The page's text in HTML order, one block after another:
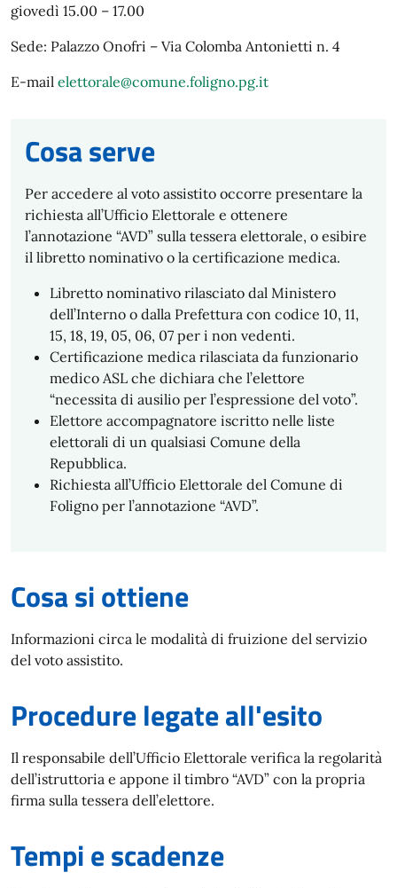
giovedì 15.00 – 17.00
Sede: Palazzo Onofri – Via Colomba Antonietti n. 4
E-mail elettorale@comune.foligno.pg.it
Cosa serve
Per accedere al voto assistito occorre presentare la
richiesta all’Ufficio Elettorale e ottenere
l’annotazione “AVD” sulla tessera elettorale, o esibire
il libretto nominativo o la certificazione medica.
Libretto nominativo rilasciato dal Ministero
dell’Interno o dalla Prefettura con codice 10, 11,
15, 18, 19, 05, 06, 07 per i non vedenti.
Certificazione medica rilasciata da funzionario
medico ASL che dichiara che l’elettore
“necessita di ausilio per l’espressione del voto”.
Elettore accompagnatore iscritto nelle liste
elettorali di un qualsiasi Comune della
Repubblica.
Richiesta all’Ufficio Elettorale del Comune di
Foligno per l’annotazione “AVD”.
Cosa si ottiene
Informazioni circa le modalità di fruizione del servizio
del voto assistito.
Procedure legate all'esito
Il responsabile dell’Ufficio Elettorale verifica la regolarità
dell’istruttoria e appone il timbro “AVD” con la propria
firma sulla tessera dell’elettore.
Tempi e scadenze